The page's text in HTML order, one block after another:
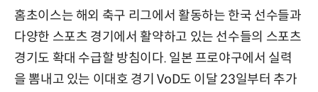
홈초이스는 해외 축구 리그에서 활동하는 한국 선수들과
다양한 스포츠 경기에서 활약하고 있는 선수들의 스포츠
경기도 확대 수급할 방침이다. 일본 프로야구에서 실력
을 뽐내고 있는 이대호 경기 VoD도 이달 23일부터 추가